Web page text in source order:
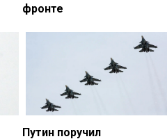
фронте
Путин поручил